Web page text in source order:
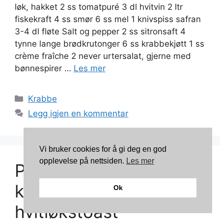
løk, hakket 2 ss tomatpuré 3 dl hvitvin 2 ltr
fiskekraft 4 ss smør 6 ss mel 1 knivspiss safran
3-4 dl fløte Salt og pepper 2 ss sitronsaft 4
tynne lange brødkrutonger 6 ss krabbekjøtt 1 ss
crème fraîche 2 never urtersalat, gjerne med
bønnespirer … Les mer
Kategorier
Krabbe
Legg igjen en kommentar
Pepperristet
kamchatkakrabbe på
hvitløkstoast
Vi bruker cookies for å gi deg en god
opplevelse på nettsiden. Les mer
Ok